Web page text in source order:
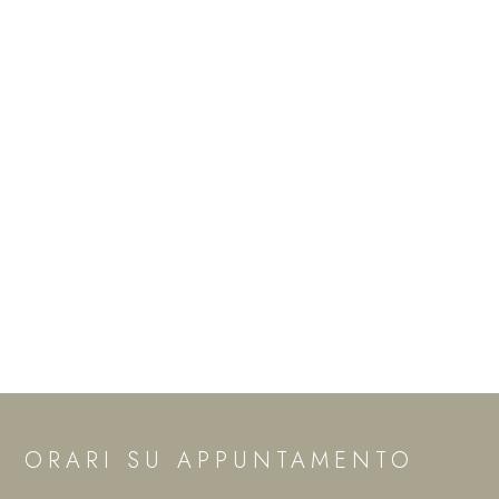
ORARI SU APPUNTAMENTO